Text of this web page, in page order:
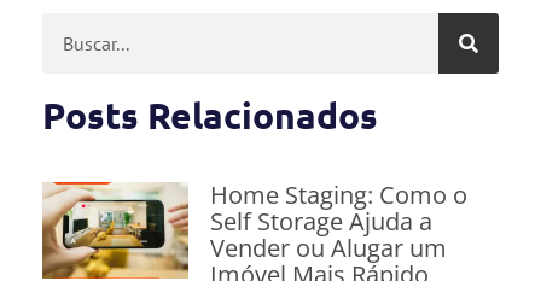
Posts Relacionados
Home Staging: Como o
Self Storage Ajuda a
Vender ou Alugar um